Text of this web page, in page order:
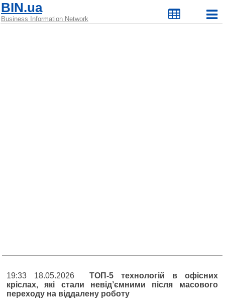
BIN.ua
Business Information Network
19:33 18.05.2026 ТОП-5 технологій в офісних
кріслах, які стали невід’ємними після масового
переходу на віддалену роботу